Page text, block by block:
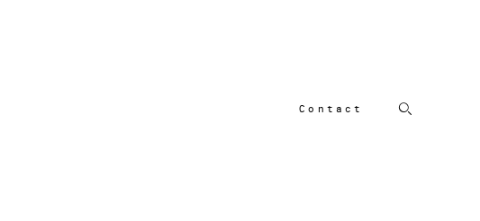
Contact